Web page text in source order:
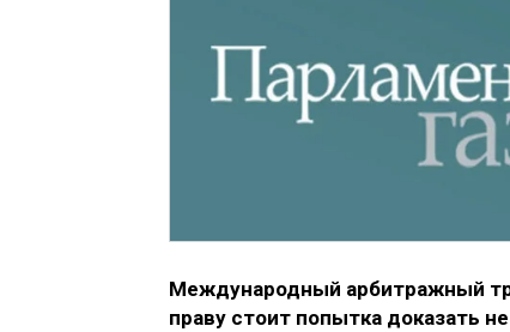
Международный арбитражный
праву стоит попытка доказать